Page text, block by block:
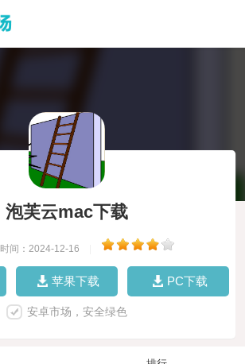
泡芙云mac下载
时间：2024-12-16
苹果下载 PC下载
安卓市场，安全绿色